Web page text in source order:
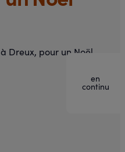
en
continu